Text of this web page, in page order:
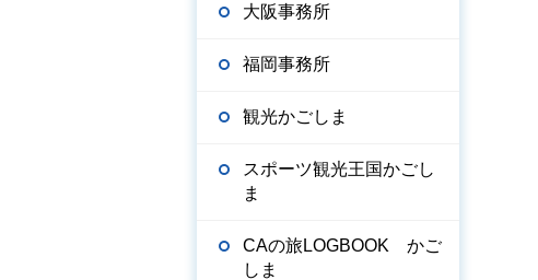
大阪事務所
福岡事務所
観光かごしま
スポーツ観光王国かごし
ま
CAの旅LOGBOOK かご
しま